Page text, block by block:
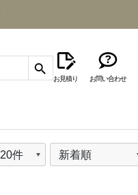
お見積り お問い合わせ